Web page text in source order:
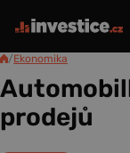
/Ekonomika
prodejů